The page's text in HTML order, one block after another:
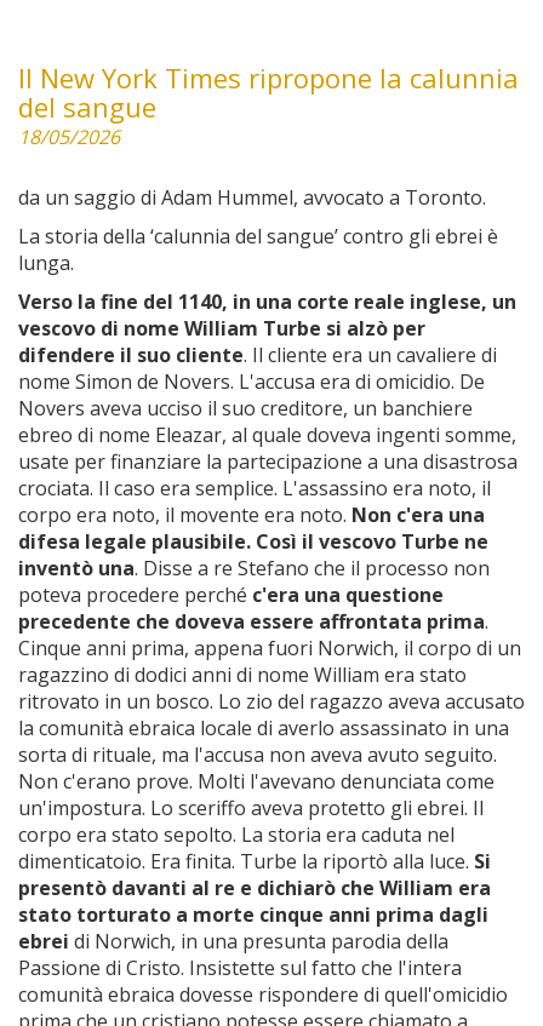
Il New York Times ripropone la calunnia
del sangue
18/05/2026
da un saggio di Adam Hummel, avvocato a Toronto.
La storia della ‘calunnia del sangue’ contro gli ebrei è
lunga.
Verso la fine del 1140, in una corte reale inglese, un
vescovo di nome William Turbe si alzò per
difendere il suo cliente. Il cliente era un cavaliere di
nome Simon de Novers. L'accusa era di omicidio. De
Novers aveva ucciso il suo creditore, un banchiere
ebreo di nome Eleazar, al quale doveva ingenti somme,
usate per finanziare la partecipazione a una disastrosa
crociata. Il caso era semplice. L'assassino era noto, il
corpo era noto, il movente era noto. Non c'era una
difesa legale plausibile. Così il vescovo Turbe ne
inventò una. Disse a re Stefano che il processo non
poteva procedere perché c'era una questione
precedente che doveva essere affrontata prima.
Cinque anni prima, appena fuori Norwich, il corpo di un
ragazzino di dodici anni di nome William era stato
ritrovato in un bosco. Lo zio del ragazzo aveva accusato
la comunità ebraica locale di averlo assassinato in una
sorta di rituale, ma l'accusa non aveva avuto seguito.
Non c'erano prove. Molti l'avevano denunciata come
un'impostura. Lo sceriffo aveva protetto gli ebrei. Il
corpo era stato sepolto. La storia era caduta nel
dimenticatoio. Era finita. Turbe la riportò alla luce. Si
presentò davanti al re e dichiarò che William era
stato torturato a morte cinque anni prima dagli
ebrei di Norwich, in una presunta parodia della
Passione di Cristo. Insistette sul fatto che l'intera
comunità ebraica dovesse rispondere di quell'omicidio